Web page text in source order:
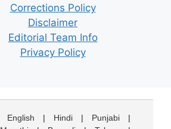
Corrections Policy
Disclaimer
Editorial Team Info
Privacy Policy
English | Hindi | Punjabi
|